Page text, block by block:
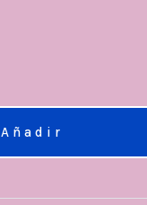
Añadir